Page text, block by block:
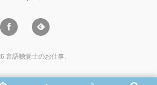
言語聴覚士のお仕事.